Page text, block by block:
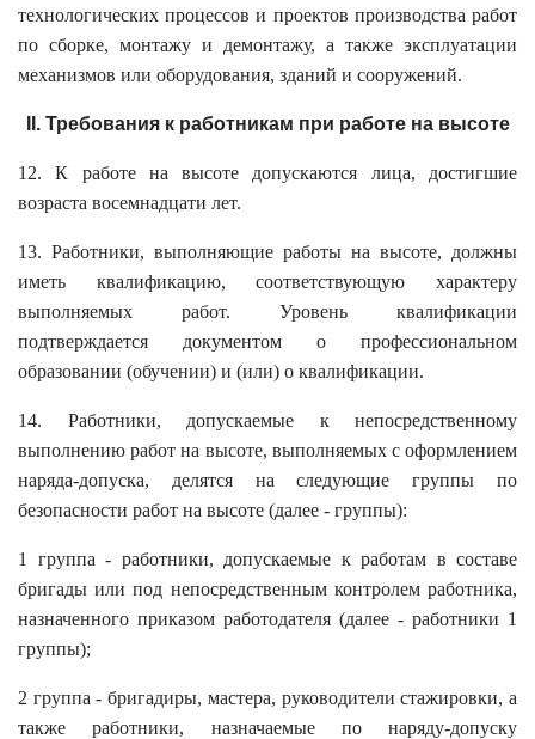
технологических процессов и проектов производства работ
по сборке, монтажу и демонтажу, а также эксплуатации
механизмов или оборудования, зданий и сооружений.
II. Требования к работникам при работе на высоте
12. К работе на высоте допускаются лица, достигшие
возраста восемнадцати лет.
13. Работники, выполняющие работы на высоте, должны
иметь квалификацию, соответствующую характеру
выполняемых работ. Уровень квалификации
подтверждается документом о профессиональном
образовании (обучении) и (или) о квалификации.
14. Работники, допускаемые к непосредственному
выполнению работ на высоте, выполняемых с оформлением
наряда-допуска, делятся на следующие группы по
безопасности работ на высоте (далее - группы):
1 группа - работники, допускаемые к работам в составе
бригады или под непосредственным контролем работника,
назначенного приказом работодателя (далее - работники 1
группы);
2 группа - бригадиры, мастера, руководители стажировки, а
также работники, назначаемые по наряду-допуску